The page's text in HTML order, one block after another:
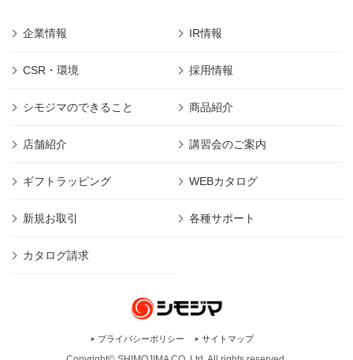
企業情報 IR情報
CSR・環境 採用情報
シモジマのできること 商品紹介
店舗紹介 講習会のご案内
ギフトラッピング WEBカタログ
新規お取引 各種サポート
カタログ請求
プライバシーポリシー サイトマップ